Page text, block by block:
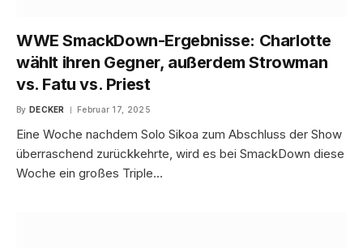
WWE SmackDown-Ergebnisse: Charlotte
wählt ihren Gegner, außerdem Strowman
vs. Fatu vs. Priest
By DECKER Februar 17, 2025
Eine Woche nachdem Solo Sikoa zum Abschluss der Show
überraschend zurückkehrte, wird es bei SmackDown diese
Woche ein großes Triple…